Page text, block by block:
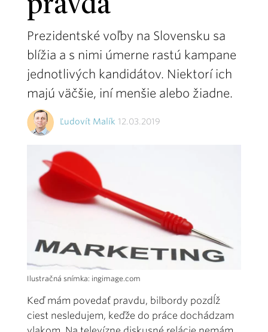
pravda
Prezidentské voľby na Slovensku sa
blížia a s nimi úmerne rastú kampane
jednotlivých kandidátov. Niektorí ich
majú väčšie, iní menšie alebo žiadne.
Ľudovít Malík 12.03.2019
Ilustračná snímka: ingimage.com
Keď mám povedať pravdu, bilbordy pozdĺž
ciest nesledujem, keďže do práce dochádzam